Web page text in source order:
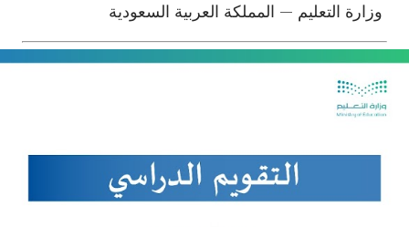
وزارة التعليم — المملكة العربية السعودية